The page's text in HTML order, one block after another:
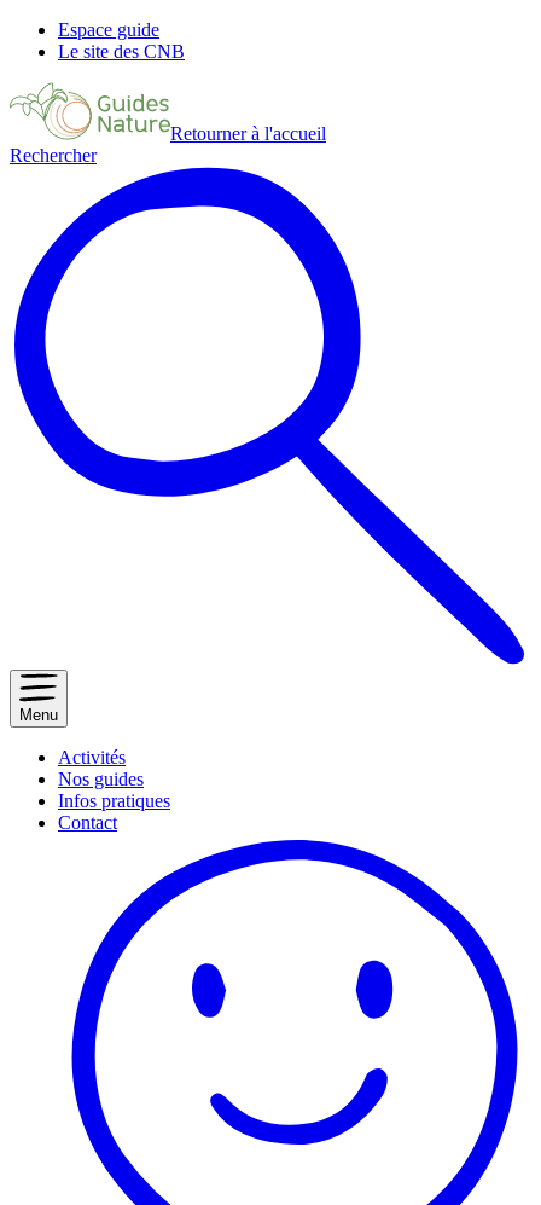
Espace guide
Le site des CNB
Retourner à l'accueil
Rechercher
Menu
Activités
Nos guides
Infos pratiques
Contact